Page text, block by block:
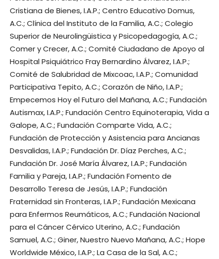
Cristiana de Bienes, I.A.P.; Centro Educativo Domus,
A.C.; Clínica del Instituto de la Familia, A.C.; Colegio
Superior de Neurolingüistica y Psicopedagogía, A.C.;
Comer y Crecer, A.C.; Comité Ciudadano de Apoyo al
Hospital Psiquiátrico Fray Bernardino Álvarez, I.A.P.;
Comité de Salubridad de Mixcoac, I.A.P.; Comunidad
Participativa Tepito, A.C.; Corazón de Niño, I.A.P.;
Empecemos Hoy el Futuro del Mañana, A.C.; Fundación
Autismax, I.A.P.; Fundación Centro Equinoterapia, Vida a
Galope, A.C.; Fundación Comparte Vida, A.C.;
Fundación de Protección y Asistencia para Ancianas
Desvalidas, I.A.P.; Fundación Dr. Díaz Perches, A.C.;
Fundación Dr. José María Álvarez, I.A.P.; Fundación
Familia y Pareja, I.A.P.; Fundación Fomento de
Desarrollo Teresa de Jesús, I.A.P.; Fundación
Fraternidad sin Fronteras, I.A.P.; Fundación Mexicana
para Enfermos Reumáticos, A.C.; Fundación Nacional
para el Cáncer Cérvico Uterino, A.C.; Fundación
Samuel, A.C.; Giner, Nuestro Nuevo Mañana, A.C.; Hope
Worldwide México, I.A.P.; La Casa de la Sal, A.C.;